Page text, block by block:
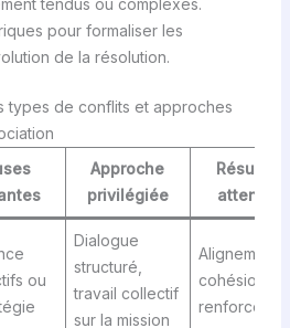
tendus ou complexes.
pour formaliser les
de la résolution.
types de conflits et approches
Approche
privilégiée
Résultat
attendu
ou
Dialogue
structuré,
travail collectif
sur la mission
Alignement
cohésion
renforcée